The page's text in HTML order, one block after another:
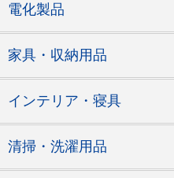
電化製品
家具・収納用品
インテリア・寝具
清掃・洗濯用品